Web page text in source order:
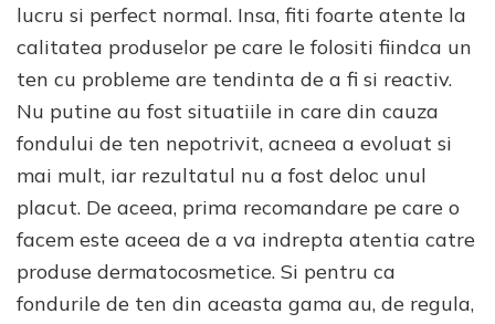
lucru si perfect normal. Insa, fiti foarte atente la
calitatea produselor pe care le folositi fiindca un
ten cu probleme are tendinta de a fi si reactiv.
Nu putine au fost situatiile in care din cauza
fondului de ten nepotrivit, acneea a evoluat si
mai mult, iar rezultatul nu a fost deloc unul
placut. De aceea, prima recomandare pe care o
facem este aceea de a va indrepta atentia catre
produse dermatocosmetice. Si pentru ca
fondurile de ten din aceasta gama au, de regula,